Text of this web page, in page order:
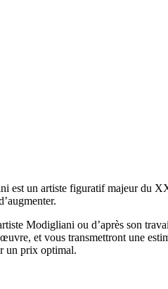
est un artiste figuratif majeur du
Modigliani ou d’après son
et vous transmettront une
un prix optimal.